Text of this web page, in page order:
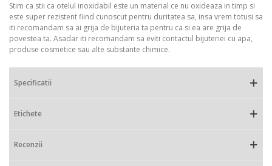
Stim ca stii ca otelul inoxidabil este un material ce nu oxideaza in timp si
este super rezistent fiind cunoscut pentru duritatea sa, insa vrem totusi sa
iti recomandam sa ai grija de bijuteria ta pentru ca si ea are grija de
povestea ta. Asadar iti recomandam sa eviti contactul bijuteriei cu apa,
produse cosmetice sau alte substante chimice.
Specificatii
Etichete
Recenzii